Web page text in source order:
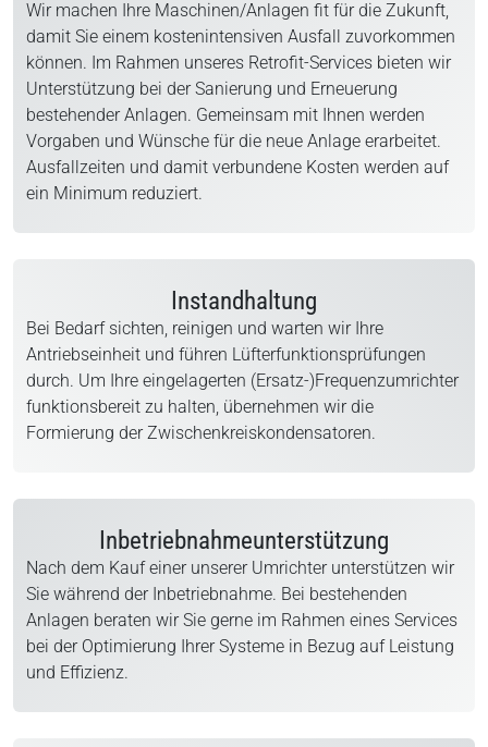
Wir machen Ihre Maschinen/Anlagen fit für die Zukunft,
damit Sie einem kostenintensiven Ausfall zuvorkommen
können. Im Rahmen unseres Retrofit-Services bieten wir
Unterstützung bei der Sanierung und Erneuerung
bestehender Anlagen. Gemeinsam mit Ihnen werden
Vorgaben und Wünsche für die neue Anlage erarbeitet.
Ausfallzeiten und damit verbundene Kosten werden auf
ein Minimum reduziert.
Instandhaltung
Bei Bedarf sichten, reinigen und warten wir Ihre
Antriebseinheit und führen Lüfterfunktionsprüfungen
durch. Um Ihre eingelagerten (Ersatz-)Frequenzumrichter
funktionsbereit zu halten, übernehmen wir die
Formierung der Zwischenkreiskondensatoren.
Inbetriebnahmeunterstützung
Nach dem Kauf einer unserer Umrichter unterstützen wir
Sie während der Inbetriebnahme. Bei bestehenden
Anlagen beraten wir Sie gerne im Rahmen eines Services
bei der Optimierung Ihrer Systeme in Bezug auf Leistung
und Effizienz.